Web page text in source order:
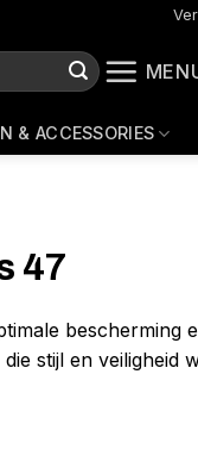
& ACCESSORIES
47
bescherming
stijl en veiligheid